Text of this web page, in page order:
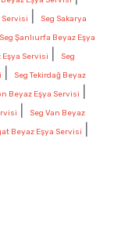
Servisi
Seg Sakarya
Seg Şanlıurfa Beyaz Eşya
Eşya Servisi
Seg
Seg Tekirdağ Beyaz
Beyaz Eşya Servisi
Seg Van Beyaz
Beyaz Eşya Servisi